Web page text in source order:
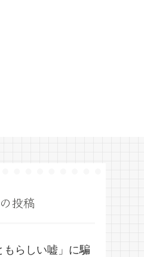
投稿
もらしい嘘」に騙